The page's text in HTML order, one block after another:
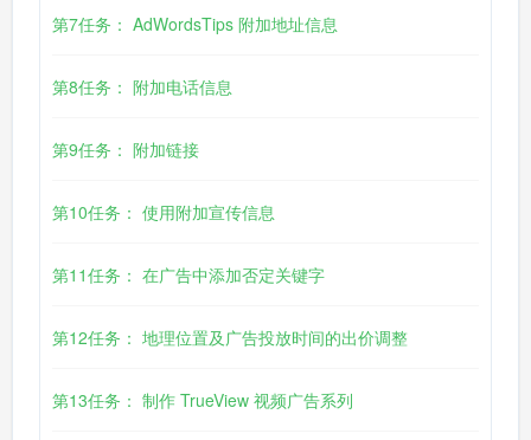
第7任务： AdWordsTips 附加地址信息
第8任务： 附加电话信息
第9任务： 附加链接
第10任务： 使用附加宣传信息
第11任务： 在广告中添加否定关键字
第12任务： 地理位置及广告投放时间的出价调整
第13任务： 制作 TrueView 视频广告系列